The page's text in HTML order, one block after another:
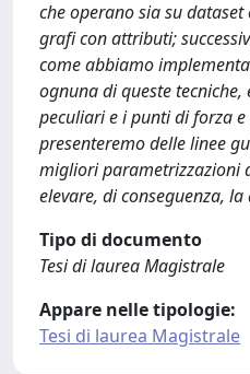
che operano sia su dataset
grafi con attributi;
come abbiamo
ognuna di queste
peculiari e i punti di forza
presenteremo delle linee
migliori parametrizzazioni
elevare, di conseguenza,
Tipo di documento
Tesi di laurea Magistrale
Appare nelle tipologie:
Tesi di laurea Magistrale